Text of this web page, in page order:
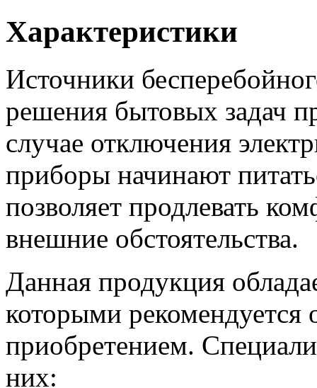
Характеристики
Источники
решения бытовых задач
случае отключения
приборы начинают
позволяет продлевать
внешние обстоятельства.
Данная продукция
которыми рекомендуется
приобретением.
них: